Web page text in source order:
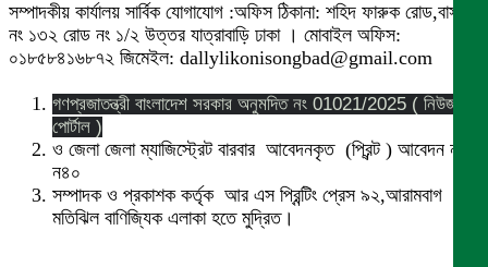
সম্পাদকীয় কার্যালয় সার্বিক যোগাযোগ :অফিস ঠিকানা: শহিদ ফারুক রোড,বাসা
নং ১৩২ রোড নং ১/২ উত্তর যাত্রাবাড়ি ঢাকা । মোবাইল অফিস:
০১৮৫৮৪১৬৮৭২ জিমেইল: dallylikonisongbad@gmail.com
গণপ্রজাতন্ত্রী বাংলাদেশ সরকার অনুমদিত নং 01021/2025 ( নিউজ
পোর্টাল )
ও জেলা জেলা ম্যাজিস্ট্রেট বারবার আবেদনকৃত (প্রিন্ট ) আবেদন নং
ন৪০
সম্পাদক ও প্রকাশক কর্তৃক আর এস প্রিন্টিং প্রেস ৯২,আরামবাগ
মতিঝিল বাণিজ্যিক এলাকা হতে মুদ্রিত।